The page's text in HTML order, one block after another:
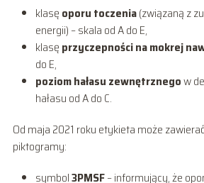
klasę oporu toczenia(związaną z
energii) – skala od A do E,
klasę przyczepności na mokrej
do E,
poziom hałasu zewnętrznegow
hałasu od A do C.
Od maja 2021 roku etykieta może
piktogramy:
symbol3PMSF– informujący, że